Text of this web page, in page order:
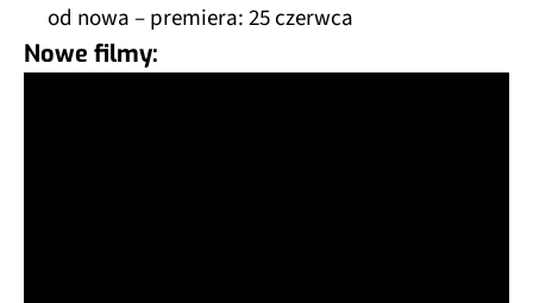
od nowa – premiera: 25 czerwca
Nowe filmy: